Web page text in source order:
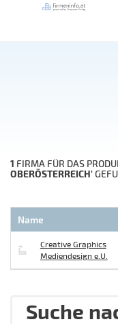
1 FIRMA FÜR DAS
OBERÖSTERREICH'
Name
Creative Graphics
Mediendesign e.U.
Suche